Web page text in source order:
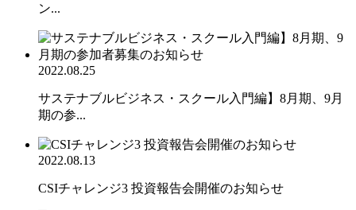
ン...
2022.08.25
サステナブルビジネス・スクール入門編】8月期、9月
期の参...
2022.08.13
CSIチャレンジ3 投資報告会開催のお知らせ